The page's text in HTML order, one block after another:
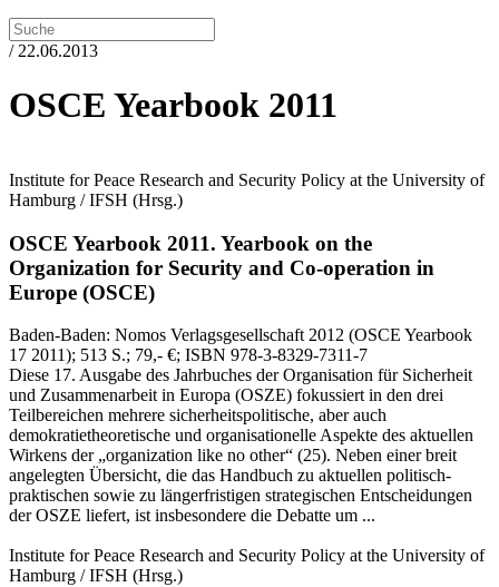
/ 22.06.2013
OSCE Yearbook 2011
Institute for Peace Research and Security Policy at the University of
Hamburg / IFSH (Hrsg.)
OSCE Yearbook 2011. Yearbook on the
Organization for Security and Co-operation in
Europe (OSCE)
Baden-Baden: Nomos Verlagsgesellschaft 2012 (OSCE Yearbook
17 2011); 513 S.; 79,- €; ISBN 978-3-8329-7311-7
Diese 17. Ausgabe des Jahrbuches der Organisation für Sicherheit
und Zusammenarbeit in Europa (OSZE) fokussiert in den drei
Teilbereichen mehrere sicherheitspolitische, aber auch
demokratietheoretische und organisationelle Aspekte des aktuellen
Wirkens der „organization like no other“ (25). Neben einer breit
angelegten Übersicht, die das Handbuch zu aktuellen politisch-
praktischen sowie zu längerfristigen strategischen Entscheidungen
der OSZE liefert, ist insbesondere die Debatte um ...
Institute for Peace Research and Security Policy at the University of
Hamburg / IFSH (Hrsg.)